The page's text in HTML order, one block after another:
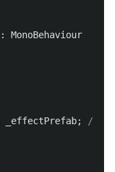
:
MonoBehaviour
_effectPrefab; //エ